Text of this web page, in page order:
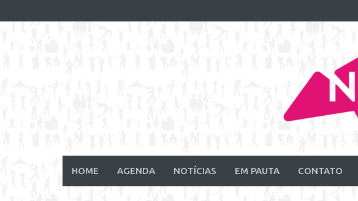
to
HOME AGENDA NOTÍCIAS EM PAUTA CONTATO